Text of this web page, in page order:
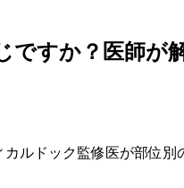
ですか？医師が
ルドック監修医が部位